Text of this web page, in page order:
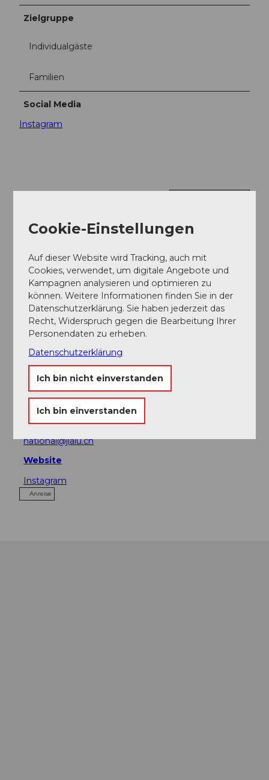
Zielgruppe
Individualgäste
Familien
Social Media
Instagram
In der Nähe
Sehenswertes
Touren
Adresse
China Restaurant jialu National
Haldenstrasse 4
6006 Luzern
+41 41 410 80 38
national@jialu.ch
Website
Instagram
Anreise
Cookie-Einstellungen
Auf dieser Website wird Tracking, auch mit
Cookies, verwendet, um digitale Angebote und
Kampagnen analysieren und optimieren zu
können. Weitere Informationen finden Sie in der
Datenschutzerklärung. Sie haben jederzeit das
Recht, Widerspruch gegen die Bearbeitung Ihrer
Personendaten zu erheben.
Datenschutzerklärung
Ich bin nicht einverstanden
Ich bin einverstanden